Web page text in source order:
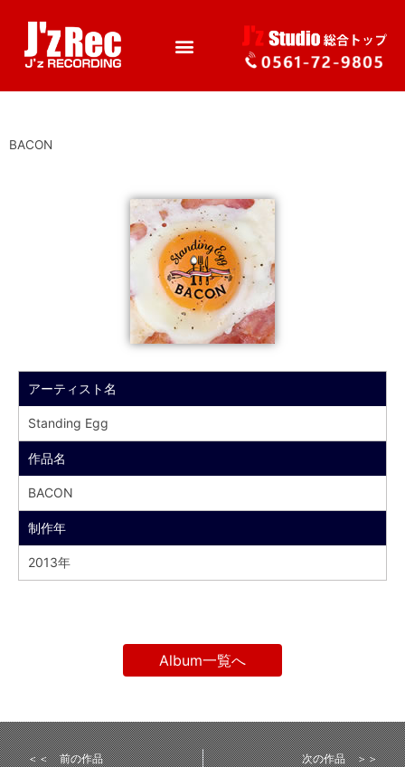
BACON
アーティスト名
Standing Egg
作品名
BACON
制作年
2013年
Album一覧へ
＜＜ 前の作品 次の作品 ＞＞